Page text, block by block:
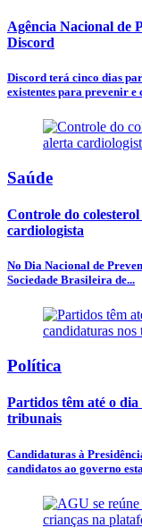
Agência Nacional de
Discord
Discord terá cinco dias
existentes para prevenir e
Saúde
Controle do
cardiologista
No Dia Nacional de
Sociedade Brasileira de...
Política
Partidos têm até o
tribunais
Candidaturas à
candidatos ao governo